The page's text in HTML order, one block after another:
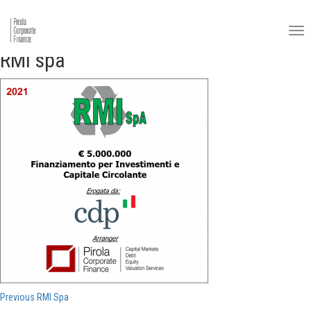
RMI spa
Navigazione
Previous Previous
RMI Spa